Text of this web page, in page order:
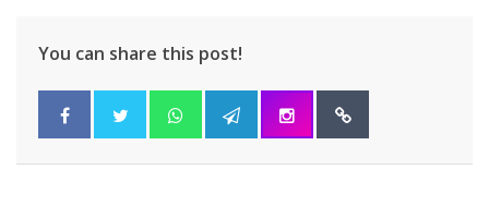
You can share this post!